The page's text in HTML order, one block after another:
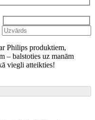
Philips produktiem,
– balstoties uz manām
viegli atteikties!